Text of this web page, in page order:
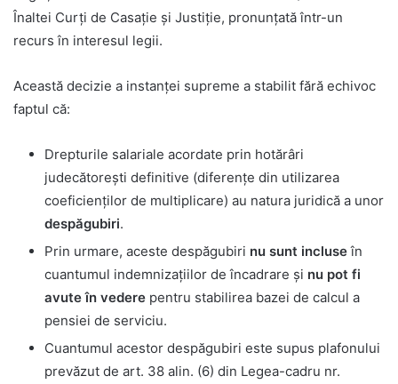
Înaltei Curți de Casație și Justiție, pronunțată într-un
recurs în interesul legii.
Această decizie a instanței supreme a stabilit fără echivoc
faptul că:
Drepturile salariale acordate prin hotărâri
judecătorești definitive (diferențe din utilizarea
coeficienților de multiplicare) au natura juridică a unor
despăgubiri.
Prin urmare, aceste despăgubiri nu sunt incluseîn
cuantumul indemnizațiilor de încadrare și nu pot fi
avute în vedere pentru stabilirea bazei de calcul a
pensiei de serviciu.
Cuantumul acestor despăgubiri este supus plafonului
prevăzut de art. 38 alin. (6) din Legea-cadru nr.